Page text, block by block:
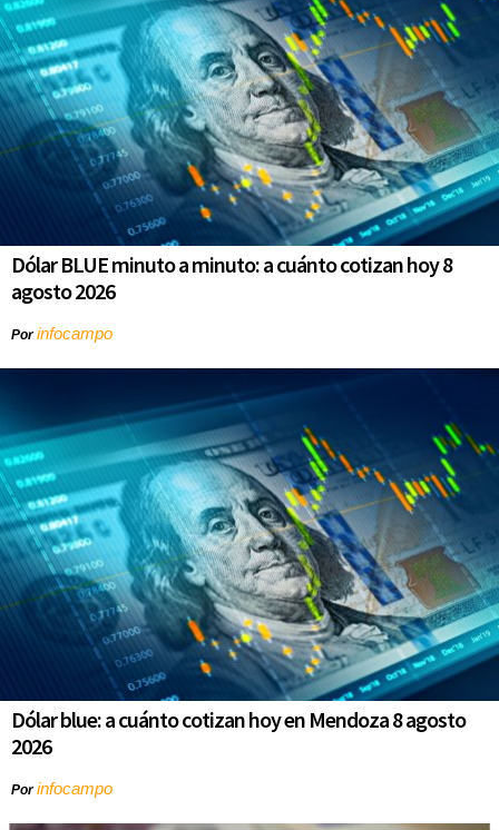
Dólar BLUE minuto a minuto: a cuánto cotizan hoy 8
agosto 2026
Porinfocampo
Dólar blue: a cuánto cotizan hoy en Mendoza 8 agosto
2026
Porinfocampo